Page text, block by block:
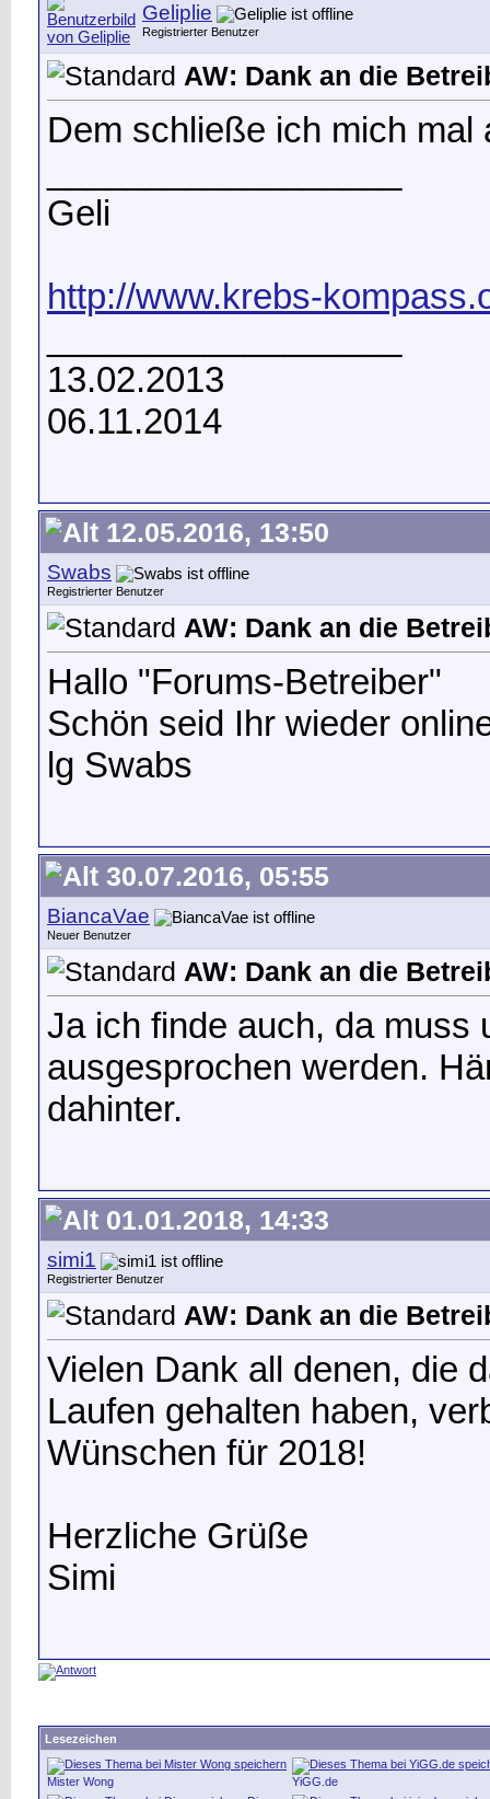
Geliplie
Registrierter Benutzer
AW: Dank an die
Dem schließe ich mich
Geli
http://www.krebs-
13.02.2013
06.11.2014
12.05.2016, 13:50
Swabs
Registrierter Benutzer
AW: Dank an die
Hallo "Forums-Betreiber"
Schön seid Ihr wieder
lg Swabs
30.07.2016, 05:55
BiancaVae
Neuer Benutzer
AW: Dank an die
Ja ich finde auch, da muss
ausgesprochen werden.
dahinter.
01.01.2018, 14:33
simi1
Registrierter Benutzer
AW: Dank an die
Vielen Dank all denen, die
Laufen gehalten haben,
Wünschen für 2018!
Herzliche Grüße
Simi
Lesezeichen
Mister Wong
YiGG.de